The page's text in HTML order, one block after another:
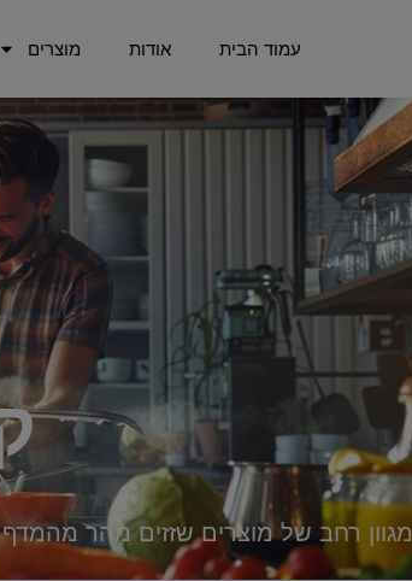
עמוד הבית אודות מוצרים
מגוון רחב של מוצרים שזזים מהר מהמדף